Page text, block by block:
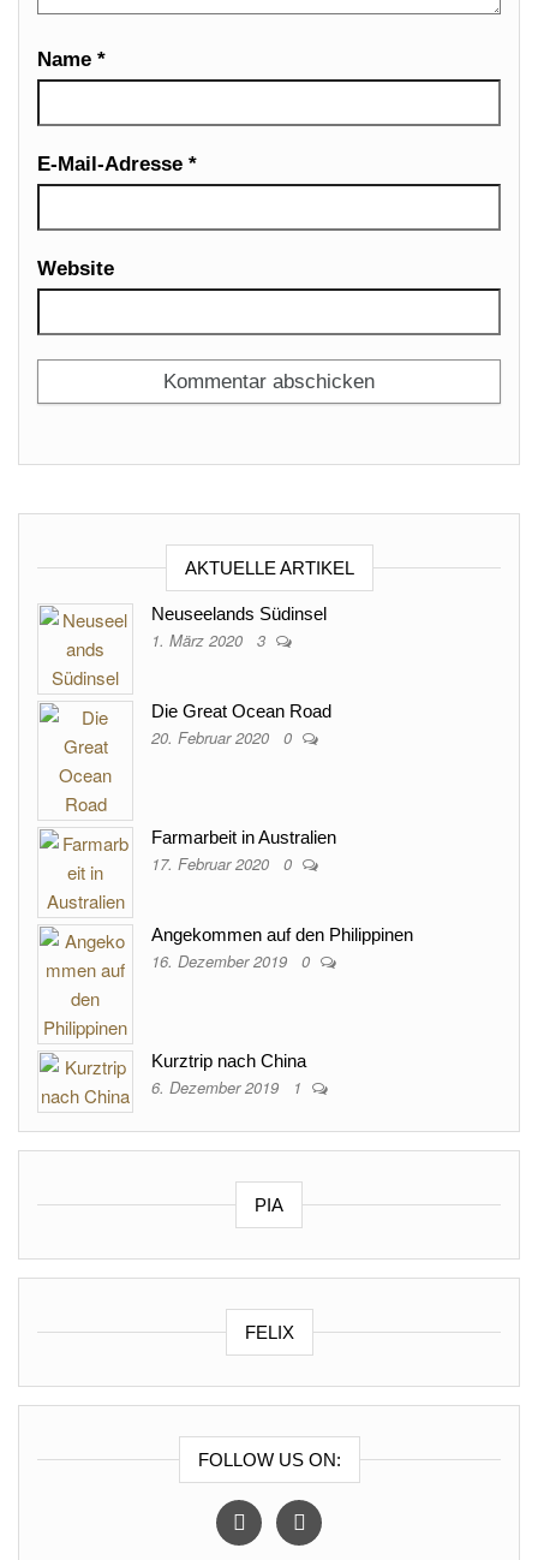
Name *
E-Mail-Adresse *
Website
AKTUELLE ARTIKEL
Neuseelands Südinsel
1. März 2020 3
Die Great Ocean Road
20. Februar 2020 0
Farmarbeit in Australien
17. Februar 2020 0
Angekommen auf den Philippinen
16. Dezember 2019 0
Kurztrip nach China
6. Dezember 2019 1
PIA
FELIX
FOLLOW US ON:
instagramfacebook